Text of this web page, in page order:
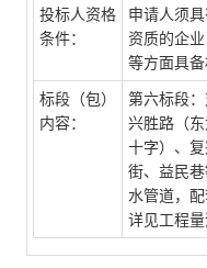
投标人资格
条件：
申请人须
资质的企
等方面具
标段（包）
内容：
第六标段
兴胜路（
十字）、
街、益民
水管道，
详见工程量